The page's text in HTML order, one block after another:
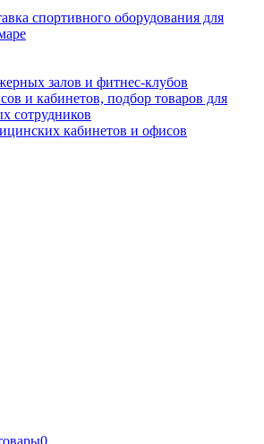
спортивного оборудования для
залов и фитнес-клубов
и кабинетов, подбор товаров для
сотрудников
кабинетов и офисов
0